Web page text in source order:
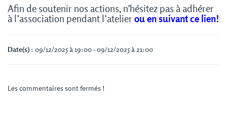
Afin de soutenir nos actions, n’hésitez pas à adhérer
à l’association pendant l’atelier ou en suivant ce lien!
Date(s): 09/12/2025 à 19:00 - 09/12/2025 à 21:00
Les commentaires sont fermés !